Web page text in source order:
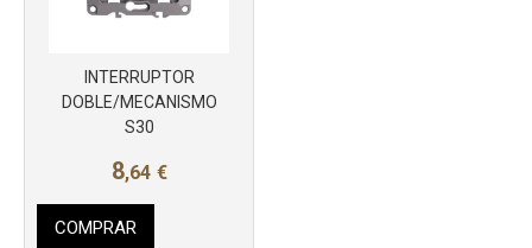
INTERRUPTOR
DOBLE/MECANISMO
S30
8,64 €
COMPRAR
Más info